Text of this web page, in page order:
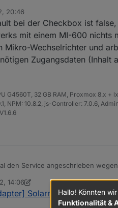
auf "Inverter" für große Inverter
so sein, dass nur in einer
3 und 4 muss ich mal sehen,
alles im Blindflug. Notfalls
und Guten Abend in die Runde ,
habe ich eingeschalteter
Datenpunkte:
die Inverter Checkbox
20:46
bei der Checkbox ist false,
mit einem MI-600 nichts
Mikro-Wechselrichter und
Zugangsdaten (Inhalt
G4560T, 32 GB RAM, Proxmox 8.x +
NPM: 10.8.2, js-Controller: 7.0.6,
den Service angeschrieben
14:06
10. Dez. 2022, 16:07
Solarman PV,Hallo! Könnten
Funktionalität &